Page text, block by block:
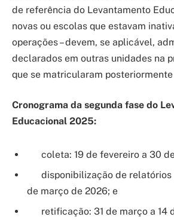
de referência do Levantamento
novas ou escolas que estavam
operações – devem, se aplicável,
declarados em outras unidades na
que se matricularam
Cronograma da segunda fase do
Educacional 2025:
coleta: 19 de fevereiro a 30
disponibilização de relatórios
de março de 2026; e
retificação: 31 de março a 14